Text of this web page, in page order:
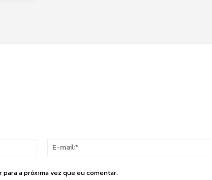
Nome:*
a próxima vez que eu comentar.